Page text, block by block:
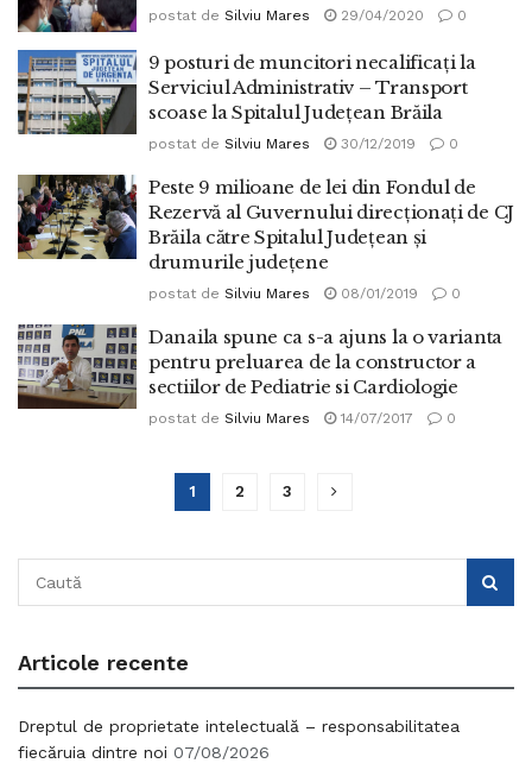
postat de Silviu Mares 29/04/2020 0
9 posturi de muncitori necalificați la
Serviciul Administrativ – Transport
scoase la Spitalul Județean Brăila
postat de Silviu Mares 30/12/2019 0
Peste 9 milioane de lei din Fondul de
Rezervă al Guvernului direcționați de CJ
Brăila către Spitalul Județean și
drumurile județene
postat de Silviu Mares 08/01/2019 0
Danaila spune ca s-a ajuns la o varianta
pentru preluarea de la constructor a
sectiilor de Pediatrie si Cardiologie
postat de Silviu Mares 14/07/2017 0
1 2 3
Articole recente
Dreptul de proprietate intelectuală – responsabilitatea
fiecăruia dintre noi 07/08/2026